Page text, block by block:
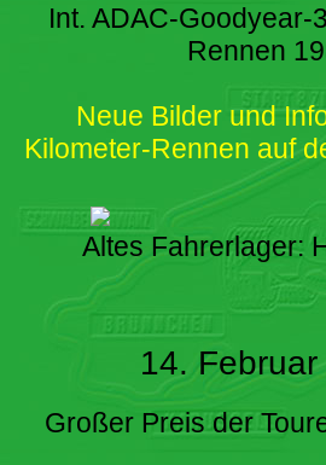
Int. ADAC-Goodyear-
Rennen
Neue Bilder und
Kilometer-Rennen auf
Altes Fahrerlager:
14.
Großer Preis der